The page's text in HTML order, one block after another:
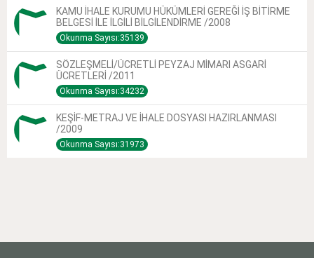
KAMU İHALE KURUMU HÜKÜMLERİ GEREĞİ İŞ BİTİRME
BELGESİ İLE İLGİLİ BİLGİLENDİRME /2008
Okunma Sayısı:35139
SÖZLEŞMELİ/ÜCRETLİ PEYZAJ MİMARI ASGARİ
ÜCRETLERİ /2011
Okunma Sayısı:34232
KEŞİF-METRAJ VE İHALE DOSYASI HAZIRLANMASI
/2009
Okunma Sayısı:31973